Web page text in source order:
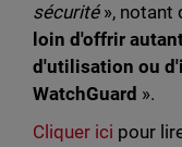
sécurité », notant
loin d'offrir
d'utilisation ou
WatchGuard ».
Cliquer ici pour